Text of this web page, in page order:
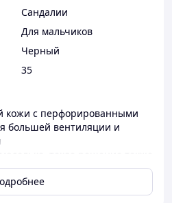
Сандалии
Для мальчиков
Черный
35
кожи с перфорированными
большей вентиляции и
такое решение также
ношении, что крайне
летние дни
в подошве гарантирует